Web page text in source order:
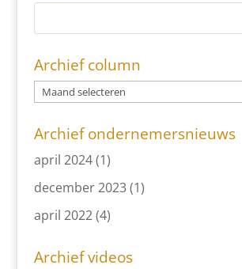
Archief column
Archief ondernemersnieuws
april 2024(1)
december 2023(1)
april 2022(4)
Archief videos